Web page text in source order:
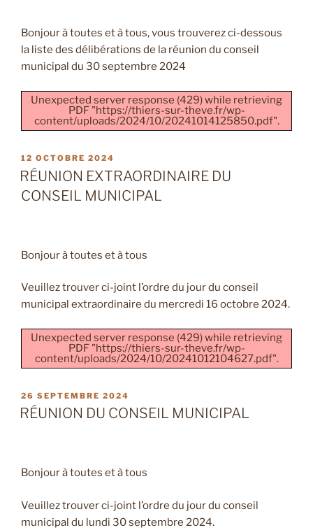
Bonjour à toutes et à tous, vous trouverez ci-dessous
la liste des délibérations de la réunion du conseil
municipal du 30 septembre 2024
Unexpected server response (429) while retrieving
PDF "https://thiers-sur-theve.fr/wp-
content/uploads/2024/10/20241014125850.pdf".
PUBLIÉ
LE
12 OCTOBRE 2024
RÉUNION EXTRAORDINAIRE DU
CONSEIL MUNICIPAL
Bonjour à toutes et à tous
Veuillez trouver ci-joint l’ordre du jour du conseil
municipal extraordinaire du mercredi 16 octobre 2024.
Unexpected server response (429) while retrieving
PDF "https://thiers-sur-theve.fr/wp-
content/uploads/2024/10/20241012104627.pdf".
PUBLIÉ
LE
26 SEPTEMBRE 2024
RÉUNION DU CONSEIL MUNICIPAL
Bonjour à toutes et à tous
Veuillez trouver ci-joint l’ordre du jour du conseil
municipal du lundi 30 septembre 2024.